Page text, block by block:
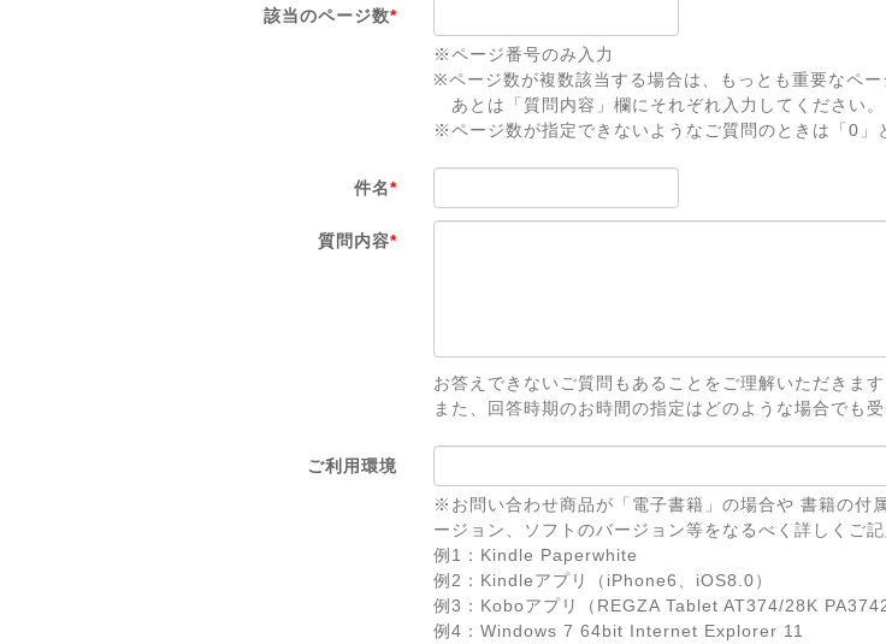
該当のページ数*
※ページ番号のみ入力
※ページ数が複数該当する場合は、もっとも重要なペー
あとは「質問内容」欄にそれぞれ入力してください。
※ページ数が指定できないようなご質問のときは「0」
件名*
質問内容*
お答えできないご質問もあることをご理解いただきま
また、回答時期のお時間の指定はどのような場合でも受
ご利用環境
※お問い合わせ商品が「電子書籍」の場合や 書籍の付
ージョン、ソフトのバージョン等をなるべく詳しくご記
例1：Kindle Paperwhite
例2：Kindleアプリ（iPhone6、iOS8.0）
例3：Koboアプリ（REGZA Tablet AT374/28K
例4：Windows 7 64bit Internet Explorer 11